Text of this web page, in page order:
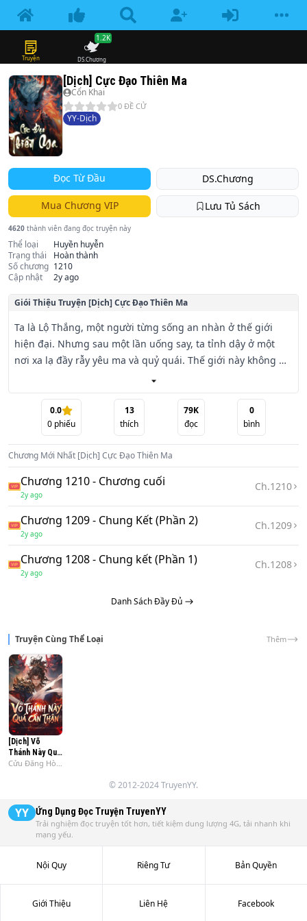
Truyện DS.Chương
1.2K
[Dịch] Cực Đạo Thiên Ma
Cổn Khai
0 ĐỀ CỬ
YY-Dịch
Đọc Từ Đầu DS.Chương
Mua Chương VIP Lưu Tủ Sách
4620 thành viên đang đọc truyện này
Thể loại
Huyền huyễn
Trạng thái
Hoàn thành
Số chương 1210
Cập nhật
2y ago
Giói Thiệu Truyện [Dịch] Cực Đạo Thiên Ma
Ta là Lộ Thắng, một người từng sống an nhàn ở thế giới
hiện đại. Nhưng sau một lần uống say, ta tỉnh dậy ở một
nơi xa lạ đầy rẫy yêu ma và quỷ quái. Thế giới này không
hề bình yên; từ gia tộc giàu có nhất nhì như Từ gia, cũng
chỉ trong một đêm bị diệt môn. “Từ gia... nhà Từ đại nhân...
bị diệt môn rồi!!” - những tiếng hét kinh hoàng vẫn vang
vọng trong đầu ta. Để sống sót, ta phải học võ công từ
Triệu bá và khám phá những bí mật đáng sợ ở thế giới này.
Đoạn đường phía trước đầy rẫy nguy hiểm, nhưng ta
không còn lựa chọn nào khác!
0.0
0phiếu
13
thích
79K
đọc
0
bình
Chương Mới Nhất [Dịch] Cực Đạo Thiên Ma
Chương 1210 - Chương cuối
2y ago
Ch.1210
Chương 1209 - Chung Kết (Phần 2)
2y ago
Ch.1209
Chương 1208 - Chung kết (Phần 1)
2y ago
Ch.1208
Danh Sách Đầy Đủ
Truyện Cùng Thể Loại Thêm
[Dịch] Võ
Thánh Này Quá
Cẩn Thận
Cửu Đăng Hòa
© 2012-2024 TruyenYY.
YY Ứng Dụng Đọc Truyện TruyenYY
Trải nghiệm đọc truyện tốt hơn, tiết kiệm dung lượng 4G, tải nhanh khi
mạng yếu.
Nội Quy Riêng Tư Bản Quyền
Giới Thiệu Liên Hệ Facebook